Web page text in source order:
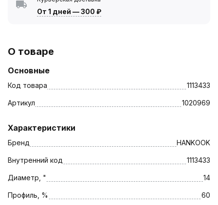
От 1 дней —300 ₽
О товаре
Основные
Код товара 1113433
Артикул 1020969
Характеристики
Бренд HANKOOK
Внутренний код 1113433
Диаметр, " 14
Профиль, % 60